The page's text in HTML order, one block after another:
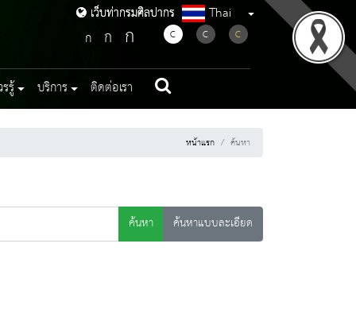
เว็บท่ากรมศิลปากร
เว็บท่ากรมศิลปากร Thai
ก ก ก C C C
รู้ บริการ ติดต่อเรา
หน้าแรก ค้นหา
ค้นหา
ค้นหาแบบละเอียด